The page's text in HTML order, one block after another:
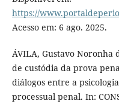
https://
Acesso em: 6 ago. 2025.
ÁVILA, Gustavo Noronha
de custódia da prova
diálogos entre a
processual penal. In: